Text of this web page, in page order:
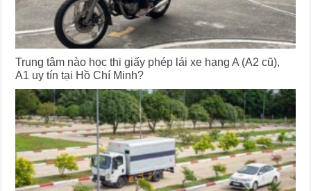
Trung tâm nào học thi giấy phép lái xe hạng A (A2 cũ),
A1 uy tín tại Hồ Chí Minh?